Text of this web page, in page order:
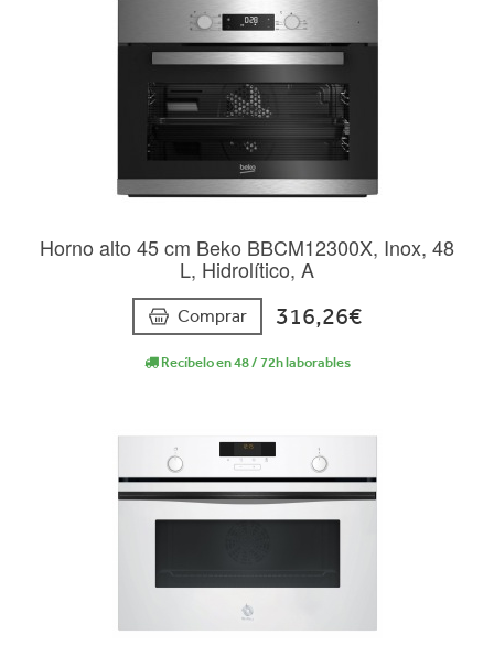
Horno alto 45 cm Beko BBCM12300X, Inox, 48
L, Hidrolítico, A
Comprar 316,26€
Recíbelo en 48 / 72h laborables